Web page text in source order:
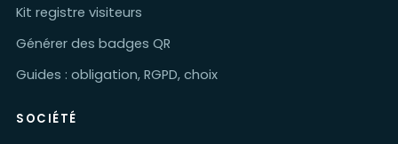
Kit registre visiteurs
Générer des badges QR
Guides : obligation, RGPD, choix
SOCIÉTÉ